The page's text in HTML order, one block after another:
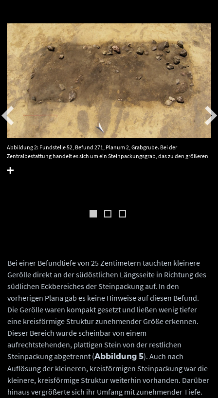
Abbildung 2: Fundstelle 52, Befund 271, Planum 2, Grabgrube. Bei der
Zentralbestattung handelt es sich um ein Steinpackungsgrab, das zu den größeren
Sachsen-Anhalt, T. Sittrich.
Bei einer Befundtiefe von 25 Zentimetern tauchten kleinere
Gerölle direkt an der südöstlichen Längsseite in Richtung des
südlichen Eckbereiches der Steinpackung auf. In den
vorherigen Plana gab es keine Hinweise auf diesen Befund.
Die Gerölle waren kompakt gesetzt und ließen wenig tiefer
eine kreisförmige Struktur zunehmender Größe erkennen.
Dieser Bereich wurde scheinbar von einem
aufrechtstehenden, plattigen Stein von der restlichen
Steinpackung abgetrennt (Abbildung 5). Auch nach
Auflösung der kleineren, kreisförmigen Steinpackung war die
kleinere, kreisförmige Struktur weiterhin vorhanden. Darüber
hinaus vergrößerte sich ihr Umfang mit zunehmender Tiefe.